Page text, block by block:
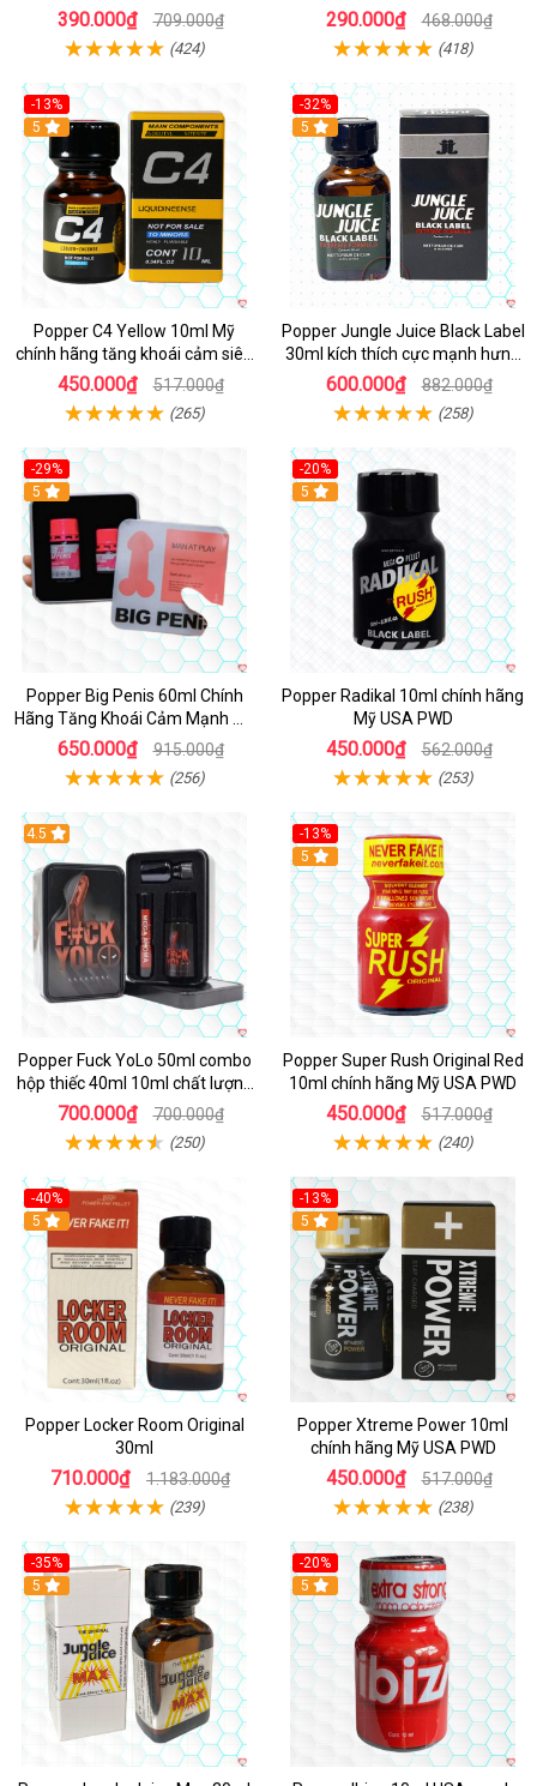
Thích Mạnh
390.000₫ 709.000₫
(424)
290.000₫ 468.000₫
(418)
-13%
Hot
5
Popper C4 Yellow 10ml Mỹ
chính hãng tăng khoái cảm siêu
mạnh
450.000₫ 517.000₫
(265)
-32%
5
Popper Jungle Juice Black Label
30ml kích thích cực mạnh hưng
phấn
600.000₫ 882.000₫
(258)
-29%
5
Popper Big Penis 60ml Chính
Hãng Tăng Khoái Cảm Mạnh Mẽ
An Toàn
650.000₫ 915.000₫
(256)
-20%
5
Popper Radikal 10ml chính hãng
Mỹ USA PWD
450.000₫ 562.000₫
(253)
4.5
Popper Fuck YoLo 50ml combo
hộp thiếc 40ml 10ml chất lượng
tốt
700.000₫ 700.000₫
(250)
-13%
Hot
5
Popper Super Rush Original Red
10ml chính hãng Mỹ USA PWD
450.000₫ 517.000₫
(240)
-40%
5
Popper Locker Room Original
30ml
710.000₫ 1.183.000₫
(239)
-13%
Hot
5
Popper Xtreme Power 10ml
chính hãng Mỹ USA PWD
450.000₫ 517.000₫
(238)
-35%
5
-20%
5